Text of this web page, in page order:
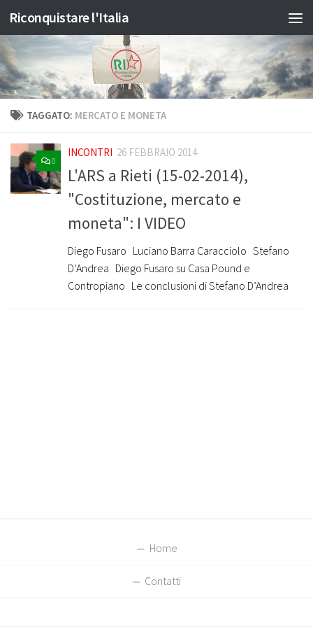
Salta al contenuto
Riconquistare l'Italia
TAGGATO: MERCATO E MONETA
0
INCONTRI 26 FEBBRAIO 2014
L'ARS a Rieti (15-02-2014),
"Costituzione, mercato e
moneta": I VIDEO
Diego Fusaro Luciano Barra Caracciolo Stefano
D’Andrea Diego Fusaro su Casa Pound e
Contropiano Le conclusioni di Stefano D’Andrea
Home
Contatti